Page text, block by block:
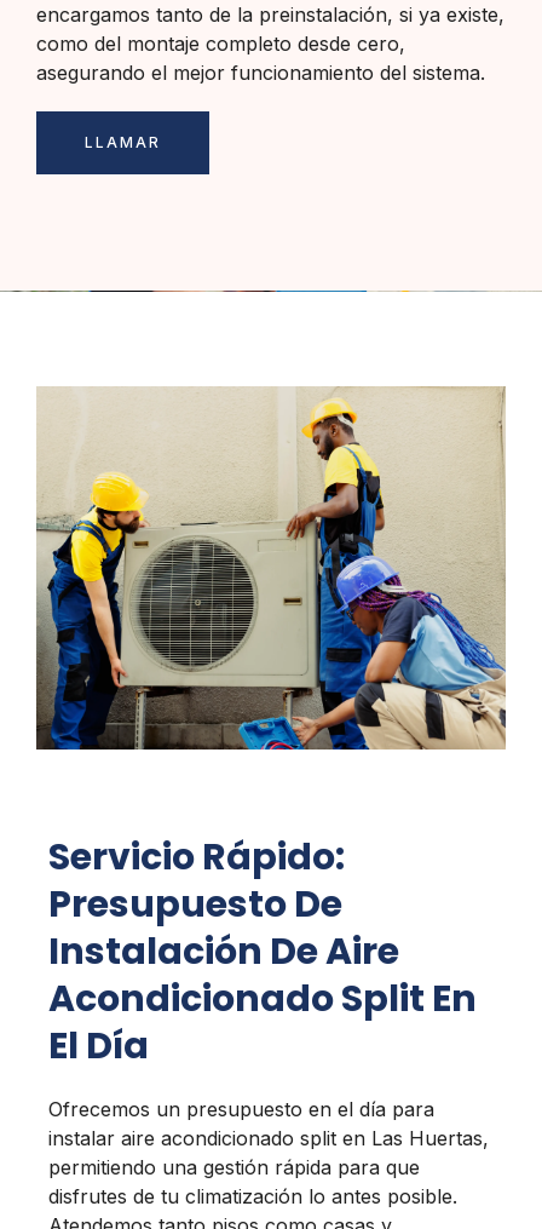
encargamos tanto de la preinstalación, si ya existe,
como del montaje completo desde cero,
asegurando el mejor funcionamiento del sistema.
LLAMAR
Servicio Rápido:
Presupuesto De
Instalación De Aire
Acondicionado Split En
El Día
Ofrecemos un presupuesto en el día para
instalar aire acondicionado split en Las Huertas,
permitiendo una gestión rápida para que
disfrutes de tu climatización lo antes posible.